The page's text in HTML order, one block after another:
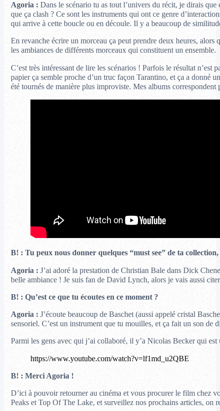
Agoria : Dans le scénario tu as tout l’univers du récit, je dirais que
que ça clash ? Ce sont les instruments qui ont ce genre
qui arrive à cette boucle ou en découle. Il y a beaucoup de
En revanche écrire un morceau ça peut prendre deux heures, alors
les ambiances de différents morceaux qui constituent un ensemble.
C’est très intéressant de lire les scénarios ! Parfois le résultat
papier ça semble proche d’un truc façon Tarantino, et ça a donné
été tournés de manière plus improviste. Mes albums correspondent
B! : Tu peux nous donner quelques “must see” de ta
Agoria : J’ai adoré la prestation de Christian Bale dans Dick
belle ambiance ! Je suis fan de David Lynch, alors je vais aussi
B! : Qu’est ce que tu écoutes en ce moment ?
Agoria : J’écoute beaucoup de Baschet (aussi appelé cristal
sensoriel. C’est un instrument que tu mouilles, et ça fait un son
Parmi les gens avec qui j’ai collaboré, il y’a Nicolas Becker qui
https://www.youtube.com/watch?v=lf1md_u2QBE
B! : Merci Agoria !
D’ici à pouvoir retourner au cinéma et vous procurer le film chez
Peaks et Top Of The Lake, et surveillez nos prochains articles, on